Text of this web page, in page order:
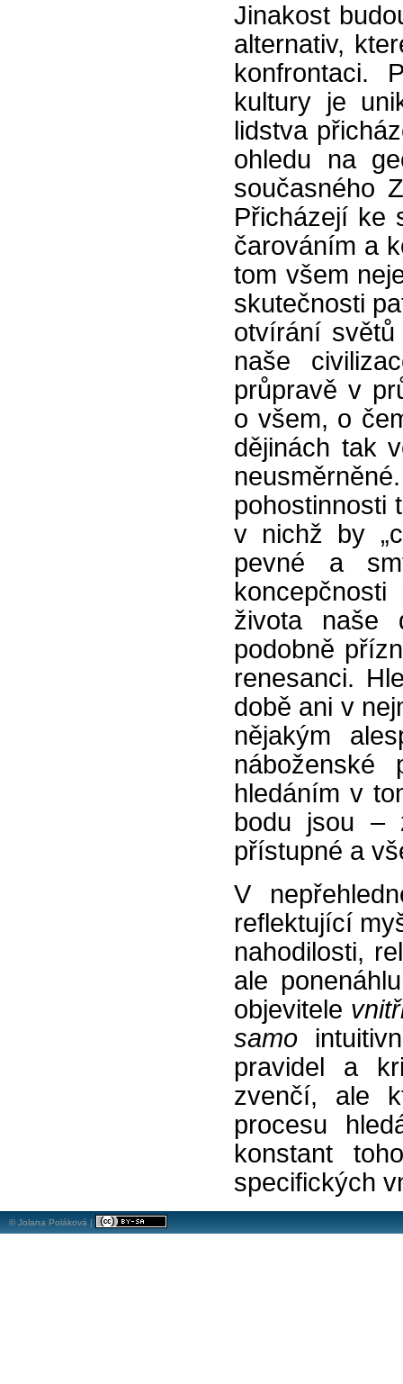
Jinakost
alternativ,
konfrontaci.
kultury je
lidstva
ohledu na
současného
Přicházejí ke
čarováním a
tom všem
skutečnosti
otvírání
naše
průpravě v
o všem, o
dějinách tak
pohostinnosti
v nichž by
pevné a
života naše
podobně
renesanci.
době ani v
nějakým
hledáním v
bodu jsou –
přístupné a
V
reflektující
nahodilosti,
ale
objevitele
samo
pravidel a
zvenčí, ale
procesu
konstant
specifických
© Jolana Poláková |